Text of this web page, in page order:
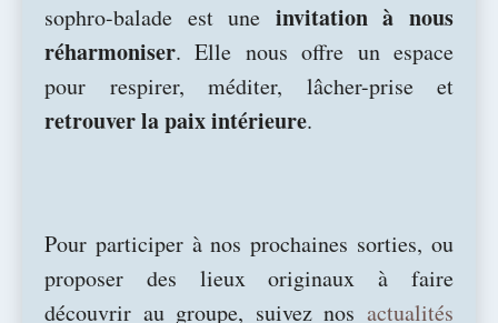
sophro-balade est une invitation à nous
réharmoniser. Elle nous offre un espace
pour respirer, méditer, lâcher-prise et
retrouver la paix intérieure.
Pour participer à nos prochaines sorties, ou
proposer des lieux originaux à faire
découvrir au groupe, suivez nos actualités